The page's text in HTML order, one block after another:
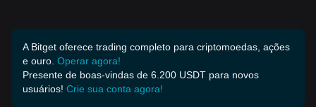
A Bitget oferece trading completo para criptomoedas, ações
e ouro. Operar agora!
Presente de boas-vindas de 6.200 USDT para novos
usuários! Crie sua conta agora!